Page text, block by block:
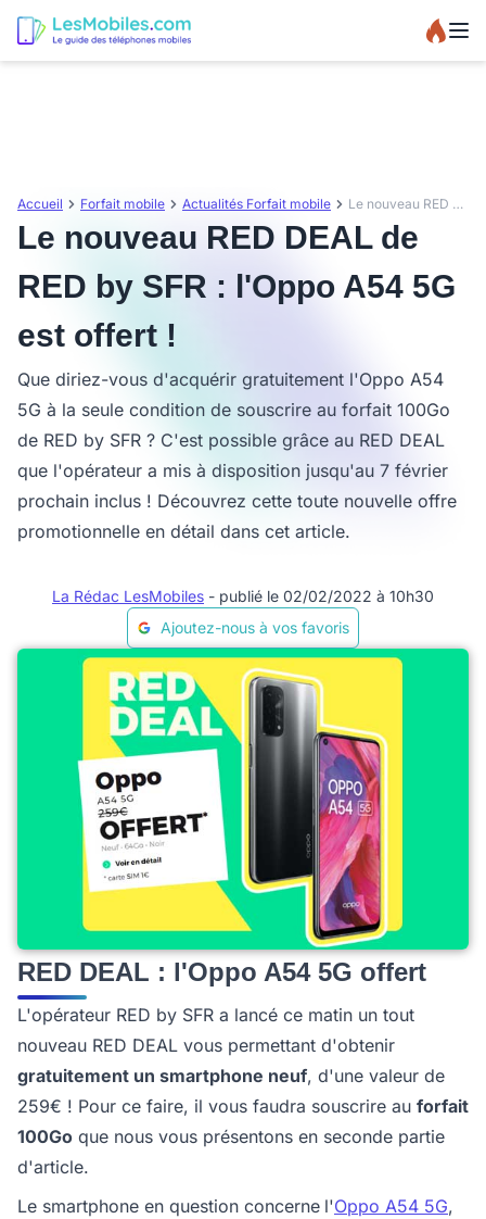
Accueil Forfait mobile Actualités Forfait mobile Le nouveau RED DEAL de RED by SFR : l'Oppo A54 5G est offert !
Le nouveau RED DEAL de
RED by SFR : l'Oppo A54 5G
est offert !
Que diriez-vous d'acquérir gratuitement l'Oppo A54
5G à la seule condition de souscrire au forfait 100Go
de RED by SFR ? C'est possible grâce au RED DEAL
que l'opérateur a mis à disposition jusqu'au 7 février
prochain inclus ! Découvrez cette toute nouvelle offre
promotionnelle en détail dans cet article.
La Rédac LesMobiles - publié le 02/02/2022 à 10h30
Ajoutez-nous à vos favoris
RED DEAL : l'Oppo A54 5G offert
L'opérateur RED by SFR a lancé ce matin un tout
nouveau RED DEAL vous permettant d'obtenir
gratuitement un smartphone neuf, d'une valeur de
259€ ! Pour ce faire, il vous faudra souscrire au forfait
100Go que nous vous présentons en seconde partie
d'article.
Le smartphone en question concerne l'Oppo A54 5G,